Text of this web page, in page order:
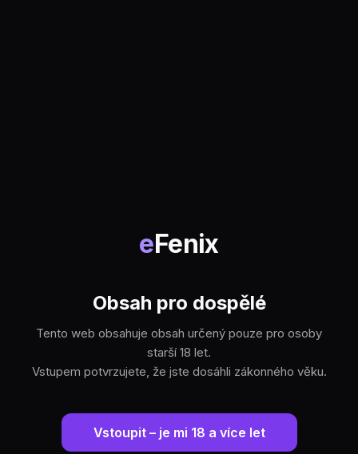
eFenix
Obsah pro dospělé
Tento web obsahuje obsah určený pouze pro osoby
starší 18 let.
Vstupem potvrzujete, že jste dosáhli zákonného věku.
Vstoupit – je mi 18 a více let